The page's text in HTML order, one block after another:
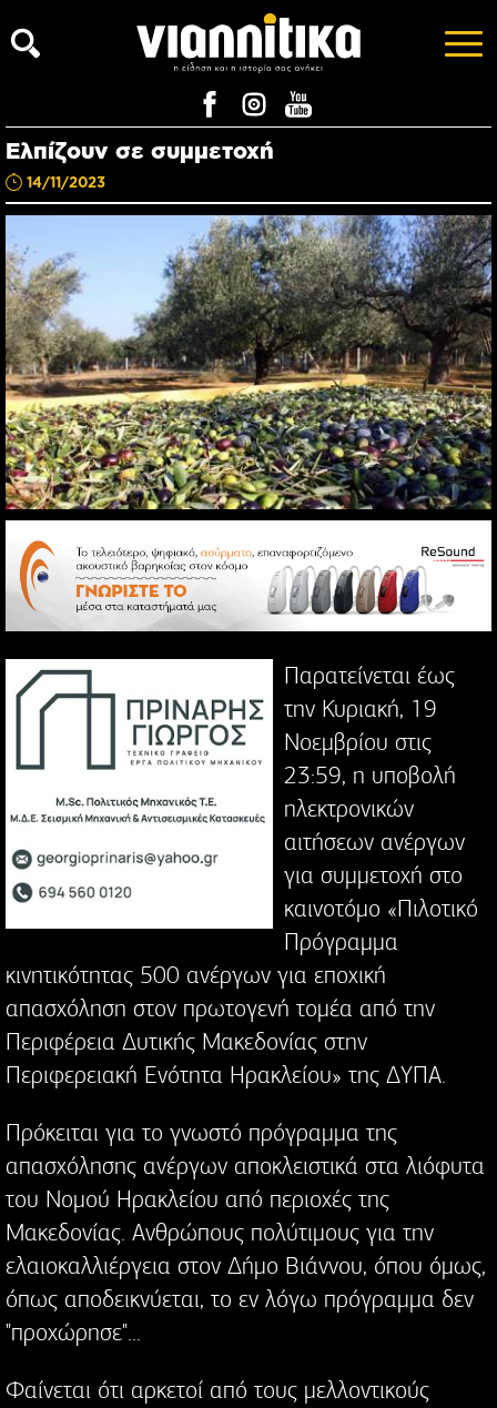
Ελπίζουν σε συμμετοχή
14/11/2023
Παρατείνεται έως
την Κυριακή, 19
Νοεμβρίου στις
23:59, η υποβολή
ηλεκτρονικών
αιτήσεων ανέργων
για συμμετοχή στο
καινοτόμο «Πιλοτικό
Πρόγραμμα
κινητικότητας 500 ανέργων για εποχική
απασχόληση στον πρωτογενή τομέα από την
Περιφέρεια Δυτικής Μακεδονίας στην
Περιφερειακή Ενότητα Ηρακλείου» της ΔΥΠΑ.
Πρόκειται για το γνωστό πρόγραμμα της
απασχόλησης ανέργων αποκλειστικά στα λιόφυτα
του Νομού Ηρακλείου από περιοχές της
Μακεδονίας. Ανθρώπους πολύτιμους για την
ελαιοκαλλιέργεια στον Δήμο Βιάννου, όπου όμως,
όπως αποδεικνύεται, το εν λόγω πρόγραμμα δεν
"προχώρησε"...
Φαίνεται ότι αρκετοί από τους μελλοντικούς